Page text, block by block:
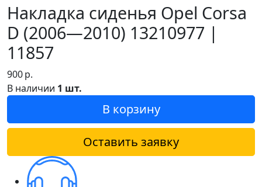
Накладка сиденья Opel Corsa
D (2006—2010) 13210977 |
11857
900р.
В наличии 1 шт.
В корзину
Оставить заявку